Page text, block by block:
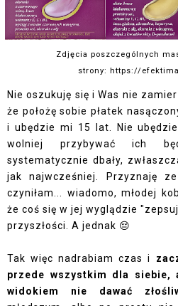
Zdjęcia poszczególnych
strony: https://
Nie oszukuję się i Was nie
że położę sobie płatek
i ubędzie mi 15 lat. Nie
wolniej przybywać ich
systematycznie dbały,
jak najwcześniej. Przyznaję
czyniłam... wiadomo, młodej
że coś się w jej wyglądzie
przyszłości. A jednak 😔
Tak więc nadrabiam czas i
przede wszystkim dla siebie,
widokiem nie dawać